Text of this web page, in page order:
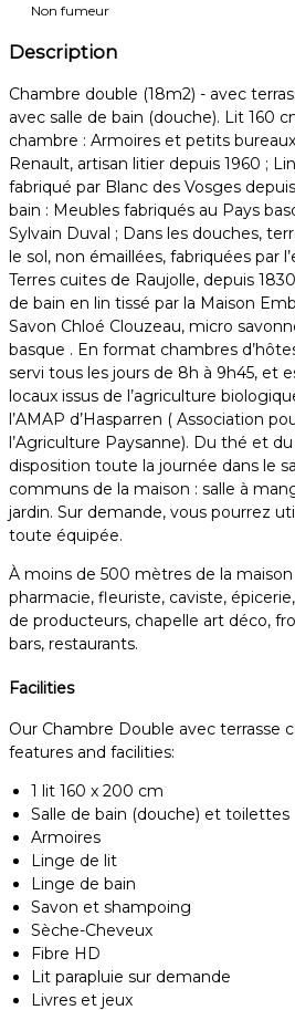
Non fumeur
Description
Chambre double (18m2) - avec
avec salle de bain (douche). Lit 160
chambre : Armoires et petits
Renault, artisan litier depuis 1960 ;
fabriqué par Blanc des Vosges
bain : Meubles fabriqués au Pays
Sylvain Duval ; Dans les douches,
le sol, non émaillées, fabriquées par
Terres cuites de Raujolle, depuis
de bain en lin tissé par la Maison
Savon Chloé Clouzeau, micro
basque . En format chambres
servi tous les jours de 8h à 9h45, et
locaux issus de l’agriculture
l’AMAP d’Hasparren ( Association
l’Agriculture Paysanne). Du thé et
disposition toute la journée dans le
communs de la maison : salle à
jardin. Sur demande, vous pourrez
toute équipée.
À moins de 500 mètres de la
pharmacie, fleuriste, caviste,
de producteurs, chapelle art déco,
bars, restaurants.
Facilities
Our Chambre Double avec terrasse
features and facilities:
1 lit 160 x 200 cm
Salle de bain (douche) et toilettes
Armoires
Linge de lit
Linge de bain
Savon et shampoing
Sèche-Cheveux
Fibre HD
Lit parapluie sur demande
Livres et jeux